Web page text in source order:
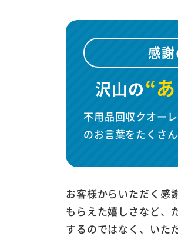
感
沢山の“
不用品回収クオー
のお言葉をたくさ
お客様からいただく感
もらえた嬉しさなど、
するのではなく、いた